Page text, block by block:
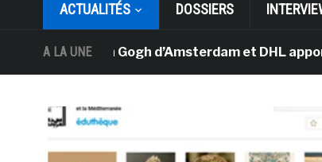
ACTUALITÉS DOSSIERS
A LA UNE
Van Gogh d’Amsterdam et DHL apportent